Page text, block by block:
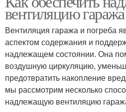
вентиляцию
Вентиляция гаража и погреба
аспектом содержания и
надлежащем состоянии. Она
воздушную циркуляцию,
предотвратить накопление
мы рассмотрим несколько
надлежащую вентиляцию